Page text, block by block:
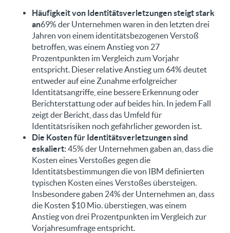
Häufigkeit von Identitätsverletzungen steigt stark
an69% der Unternehmen waren in den letzten drei
Jahren von einem identitätsbezogenen Verstoß
betroffen, was einem Anstieg von 27
Prozentpunkten im Vergleich zum Vorjahr
entspricht. Dieser relative Anstieg um 64% deutet
entweder auf eine Zunahme erfolgreicher
Identitätsangriffe, eine bessere Erkennung oder
Berichterstattung oder auf beides hin. In jedem Fall
zeigt der Bericht, dass das Umfeld für
Identitätsrisiken noch gefährlicher geworden ist.
Die Kosten für Identitätsverletzungen sind
eskaliert:45% der Unternehmen gaben an, dass die
Kosten eines Verstoßes gegen die
Identitätsbestimmungen die von IBM definierten
typischen Kosten eines Verstoßes übersteigen.
Insbesondere gaben 24% der Unternehmen an, dass
die Kosten $10 Mio. überstiegen, was einem
Anstieg von drei Prozentpunkten im Vergleich zur
Vorjahresumfrage entspricht.